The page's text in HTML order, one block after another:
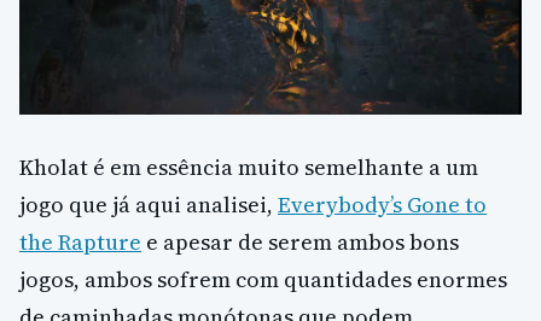
Kholat é em essência muito semelhante a um
jogo que já aqui analisei, Everybody’s Gone to
the Rapture e apesar de serem ambos bons
jogos, ambos sofrem com quantidades enormes